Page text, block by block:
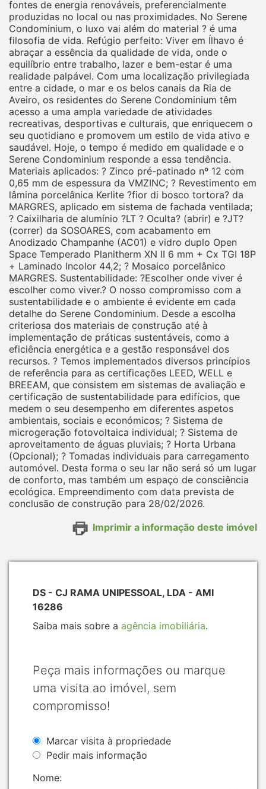
fontes de energia renováveis, preferencialmente
produzidas no local ou nas proximidades. No Serene
Condominium, o luxo vai além do material ? é uma
filosofia de vida. Refúgio perfeito: Viver em Ílhavo é
abraçar a essência da qualidade de vida, onde o
equilíbrio entre trabalho, lazer e bem-estar é uma
realidade palpável. Com uma localização privilegiada
entre a cidade, o mar e os belos canais da Ria de
Aveiro, os residentes do Serene Condominium têm
acesso a uma ampla variedade de atividades
recreativas, desportivas e culturais, que enriquecem o
seu quotidiano e promovem um estilo de vida ativo e
saudável. Hoje, o tempo é medido em qualidade e o
Serene Condominium responde a essa tendência.
Materiais aplicados: ? Zinco pré-patinado nº 12 com
0,65 mm de espessura da VMZINC; ? Revestimento em
lâmina porcelânica Kerlite ?fior di bosco tortora? da
MARGRES, aplicado em sistema de fachada ventilada;
? Caixilharia de alumínio ?LT ? Oculta? (abrir) e ?JT?
(correr) da SOSOARES, com acabamento em
Anodizado Champanhe (AC01) e vidro duplo Open
Space Temperado Planitherm XN II 6 mm + Cx TGI 18P
+ Laminado Incolor 44,2; ? Mosaico porcelânico
MARGRES. Sustentabilidade: ?Escolher onde viver é
escolher como viver.? O nosso compromisso com a
sustentabilidade e o ambiente é evidente em cada
detalhe do Serene Condominium. Desde a escolha
criteriosa dos materiais de construção até à
implementação de práticas sustentáveis, como a
eficiência energética e a gestão responsável dos
recursos. ? Temos implementados diversos princípios
de referência para as certificações LEED, WELL e
BREEAM, que consistem em sistemas de avaliação e
certificação de sustentabilidade para edifícios, que
medem o seu desempenho em diferentes aspetos
ambientais, sociais e económicos; ? Sistema de
microgeração fotovoltaica individual; ? Sistema de
aproveitamento de águas pluviais; ? Horta Urbana
(Opcional); ? Tomadas individuais para carregamento
automóvel. Desta forma o seu lar não será só um lugar
de conforto, mas também um espaço de consciência
ecológica. Empreendimento com data prevista de
conclusão de construção para 28/02/2026.
Imprimir a informação deste imóvel
DS - CJ RAMA UNIPESSOAL, LDA - AMI
16286
Saiba mais sobre a agência imobiliária.
Peça mais informações ou marque
uma visita ao imóvel, sem
compromisso!
Marcar visita à propriedade
Pedir mais informação
Nome: